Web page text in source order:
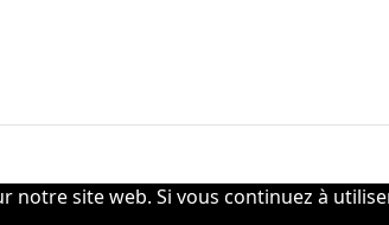
site web. Si vous continuez à